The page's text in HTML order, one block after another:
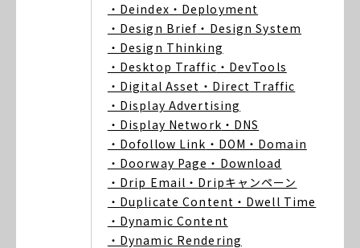
・Deindex ・Deployment
・Design Brief ・Design System
・Design Thinking
・Desktop Traffic ・DevTools
・Digital Asset ・Direct Traffic
・Display Advertising
・Display Network ・DNS
・Dofollow Link ・DOM ・Domain
・Doorway Page ・Download
・Drip Email ・Dripキャンペーン
・Duplicate Content ・Dwell Time
・Dynamic Content
・Dynamic Rendering